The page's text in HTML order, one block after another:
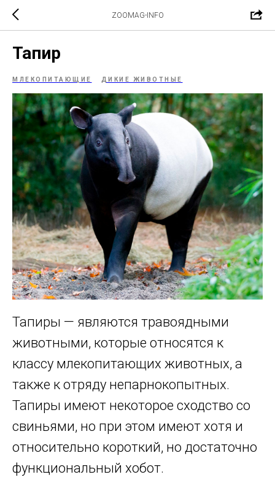
ZOOMAG-INFO
Тапир
МЛЕКОПИТАЮЩИЕ ДИКИЕ ЖИВОТНЫЕ
Тапиры — являются травоядными
животными, которые относятся к
классу млекопитающих животных, а
также к отряду непарнокопытных.
Тапиры имеют некоторое сходство со
свиньями, но при этом имеют хотя и
относительно короткий, но достаточно
функциональный хобот.